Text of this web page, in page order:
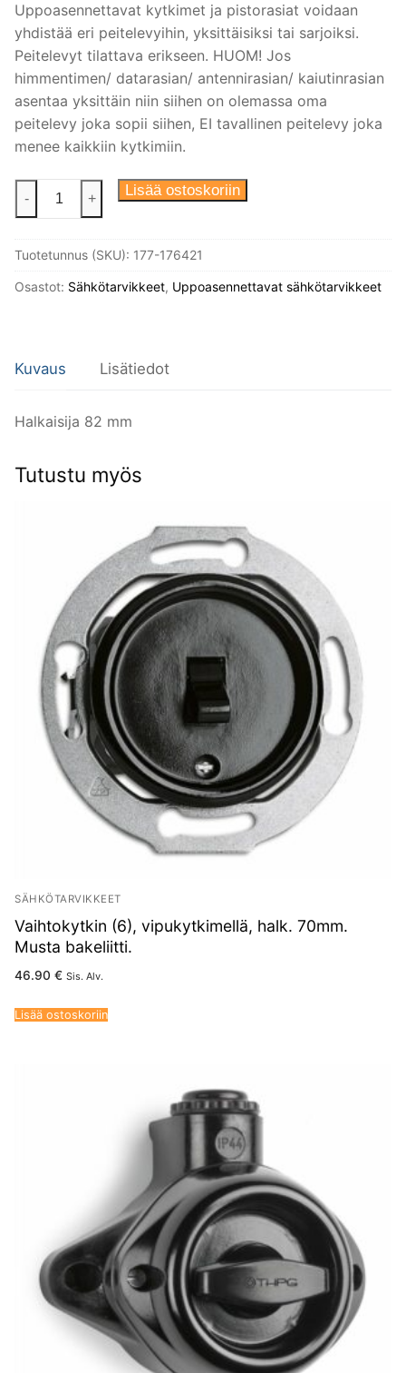
Uppoasennettavat kytkimet ja pistorasiat voidaan
yhdistää eri peitelevyihin, yksittäisiksi tai sarjoiksi.
Peitelevyt tilattava erikseen. HUOM! Jos
himmentimen/ datarasian/ antennirasian/ kaiutinrasian
asentaa yksittäin niin siihen on olemassa oma
peitelevy joka sopii siihen, EI tavallinen peitelevy joka
menee kaikkiin kytkimiin.
Peitelevy,
82mm.
Valkoinen
- + Lisää ostoskoriin
Tuotetunnus (SKU): 177-176421
Osastot: Sähkötarvikkeet, Uppoasennettavat sähkötarvikkeet
Kuvaus Lisätiedot
Halkaisija 82 mm
Tutustu myös
SÄHKÖTARVIKKEET
Vaihtokytkin (6), vipukytkimellä, halk. 70mm.
Musta bakeliitti.
46.90 € Sis. Alv.
Lisää ostoskoriin